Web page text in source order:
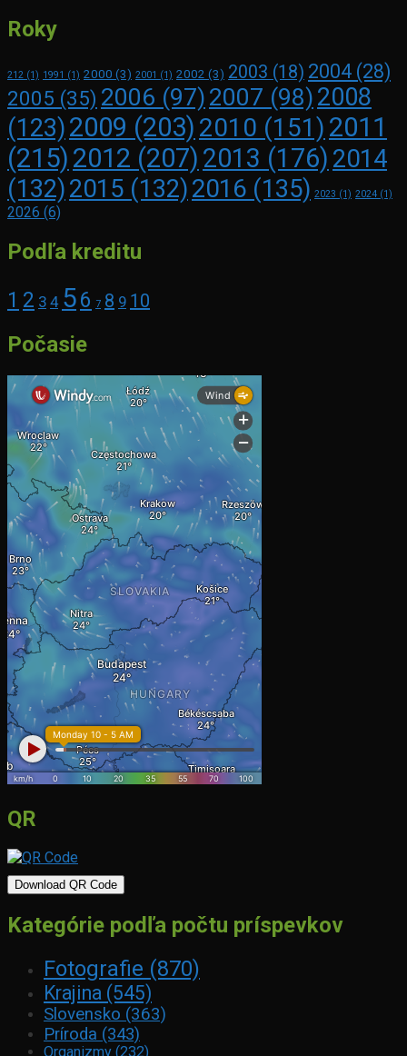
Roky
212 (1) 1991 (1) 2000 (3) 2001 (1) 2002 (3) 2003 (18) 2004 (28)
2005 (35) 2006 (97) 2007 (98) 2008
(123)2009 (203) 2010 (151) 2011
(215) 2012 (207) 2013 (176) 2014
(132)2015 (132)2016 (135) 2023 (1) 2024 (1)
2026 (6)
Podľa kreditu
1 2 3 4 56 7 8 9 10
Počasie
QR
Download QR Code
Kategórie podľa počtu príspevkov
Fotografie (870)
Krajina (545)
Slovensko (363)
Príroda (343)
Organizmy (232)